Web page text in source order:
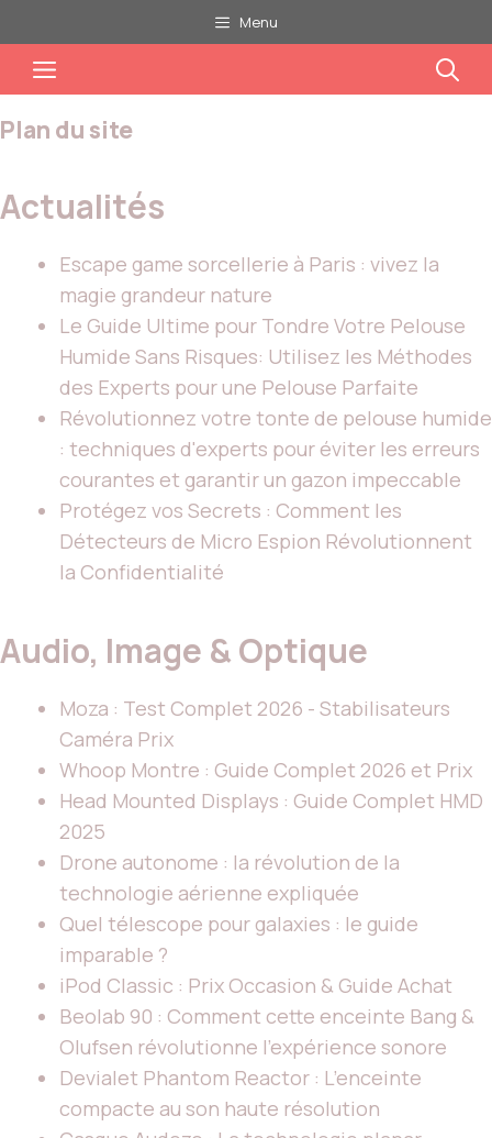
au
contenu
Menu
Menu
Plan du site
Actualités
Escape game sorcellerie à Paris : vivez la
magie grandeur nature
Le Guide Ultime pour Tondre Votre Pelouse
Humide Sans Risques: Utilisez les Méthodes
des Experts pour une Pelouse Parfaite
Révolutionnez votre tonte de pelouse humide
: techniques d'experts pour éviter les erreurs
courantes et garantir un gazon impeccable
Protégez vos Secrets : Comment les
Détecteurs de Micro Espion Révolutionnent
la Confidentialité
Audio, Image & Optique
Moza : Test Complet 2026 - Stabilisateurs
Caméra Prix
Whoop Montre : Guide Complet 2026 et Prix
Head Mounted Displays : Guide Complet HMD
2025
Drone autonome : la révolution de la
technologie aérienne expliquée
Quel télescope pour galaxies : le guide
imparable ?
iPod Classic : Prix Occasion & Guide Achat
Beolab 90 : Comment cette enceinte Bang &
Olufsen révolutionne l’expérience sonore
Devialet Phantom Reactor : L’enceinte
compacte au son haute résolution